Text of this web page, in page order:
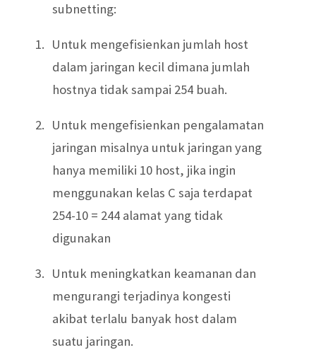
subnetting:
1. Untuk mengefisienkan jumlah host
dalam jaringan kecil dimana jumlah
hostnya tidak sampai 254 buah.
2. Untuk mengefisienkan pengalamatan
jaringan misalnya untuk jaringan yang
hanya memiliki 10 host, jika ingin
menggunakan kelas C saja terdapat
254-10 = 244 alamat yang tidak
digunakan
3. Untuk meningkatkan keamanan dan
mengurangi terjadinya kongesti
akibat terlalu banyak host dalam
suatu jaringan.